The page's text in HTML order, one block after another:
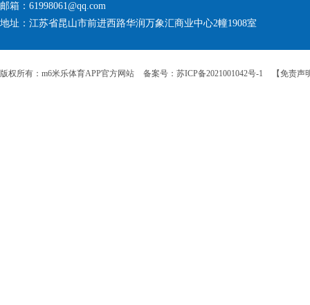
邮箱：61998061@qq.com
地址：江苏省昆山市前进西路华润万象汇商业中心2幢1908室
版权所有：m6米乐体育APP官方网站 备案号：苏ICP备2021001042号-1 【免责声